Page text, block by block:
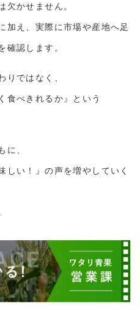
わせ
欠かせません。
加え、実際に市場や産地へ足
確認します。
りではなく、
食べきれるか』という
に、
しい！』の声を増やしていく